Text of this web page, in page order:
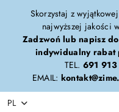
Przejdź do treści
Przejdź do
Przejdź do moje
Przejdź do menu
Przejdź do opisu
Przejdź do stopki
Skorzystaj z
najwyższej jakości
Zadzwoń lub napisz
indywidualny rabat
TEL. 691 913
EMAIL:
PL